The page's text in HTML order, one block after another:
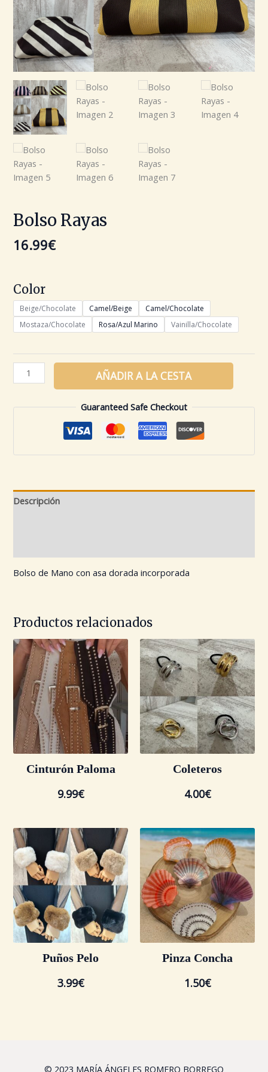
Bolso Rayas
16.99€
Color
Beige/Chocolate Camel/Beige
Camel/Chocolate
Mostaza/Chocolate
Rosa/Azul Marino Vainilla/Chocolate
AÑADIR A LA CESTA
Guaranteed Safe Checkout
Descripción
Bolso de Mano con asa dorada incorporada
Productos relacionados
Cinturón Paloma
9.99€
Coleteros
4.00€
Puños Pelo
3.99€
Pinza Concha
1.50€
© 2023 MARÍA ÁNGELES ROMERO BORREGO